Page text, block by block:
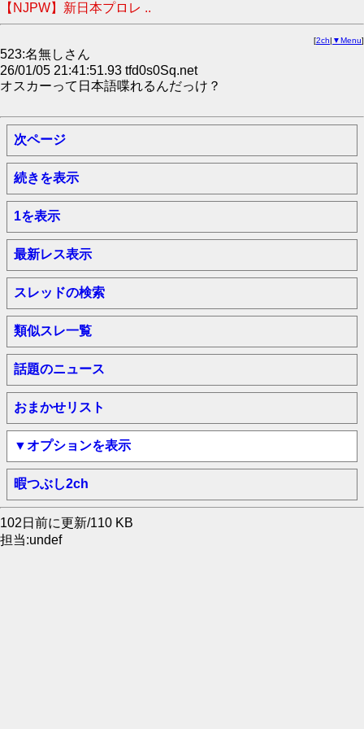
【NJPW】新日本プロレ ..
[2ch| ▼Menu]
523:名無しさん
26/01/05 21:41:51.93 tfd0s0Sq.net
オスカーって日本語喋れるんだっけ？
次ページ
続きを表示
1を表示
最新レス表示
スレッドの検索
類似スレ一覧
話題のニュース
おまかせリスト
▼オプションを表示
暇つぶし2ch
102日前に更新/110 KB
担当:undef